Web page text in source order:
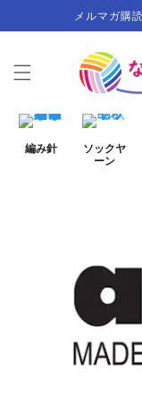
進む
メルマガ購
編み針
ソックヤ
ーン